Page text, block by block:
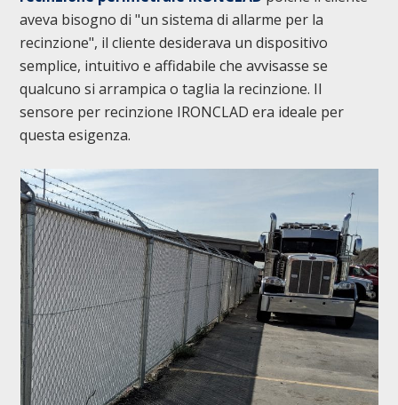
aveva bisogno di "un sistema di allarme per la
recinzione", il cliente desiderava un dispositivo
semplice, intuitivo e affidabile che avvisasse se
qualcuno si arrampica o taglia la recinzione. Il
sensore per recinzione IRONCLAD era ideale per
questa esigenza.